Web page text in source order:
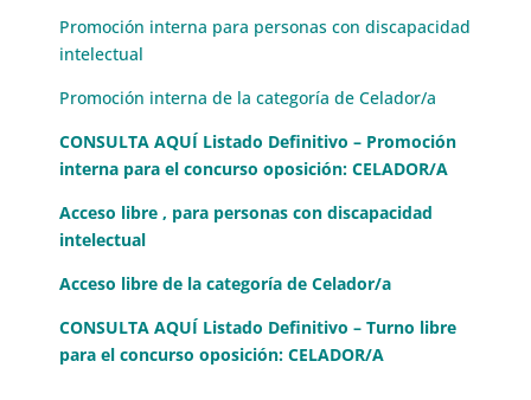
Promoción interna para personas con discapacidad
intelectual
Promoción interna de la categoría de Celador/a
CONSULTA AQUÍ Listado Definitivo – Promoción
interna para el concurso oposición: CELADOR/A
Acceso libre , para personas con discapacidad
intelectual
Acceso libre de la categoría de Celador/a
CONSULTA AQUÍ Listado Definitivo – Turno libre
para el concurso oposición: CELADOR/A